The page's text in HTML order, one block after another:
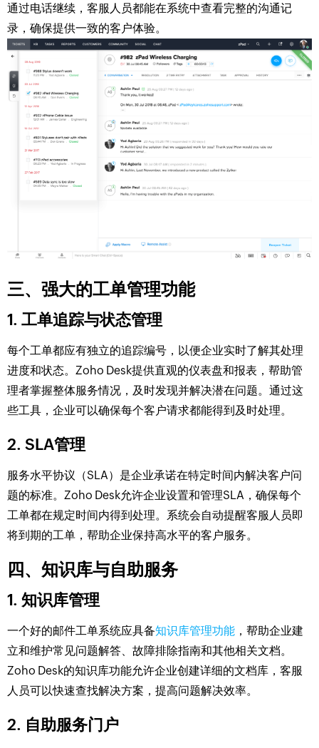
通过电话继续，客服人员都能在系统中查看完整的沟通记
录，确保提供一致的客户体验。
三、强大的工单管理功能
1. 工单追踪与状态管理
每个工单都应有独立的追踪编号，以便企业实时了解其处理
进度和状态。Zoho Desk提供直观的仪表盘和报表，帮助管
理者掌握整体服务情况，及时发现并解决潜在问题。通过这
些工具，企业可以确保每个客户请求都能得到及时处理。
2. SLA管理
服务水平协议（SLA）是企业承诺在特定时间内解决客户问
题的标准。Zoho Desk允许企业设置和管理SLA，确保每个
工单都在规定时间内得到处理。系统会自动提醒客服人员即
将到期的工单，帮助企业保持高水平的客户服务。
四、知识库与自助服务
1. 知识库管理
一个好的邮件工单系统应具备知识库管理功能 ，帮助企业建
立和维护常见问题解答、故障排除指南和其他相关文档。
Zoho Desk的知识库功能允许企业创建详细的文档库，客服
人员可以快速查找解决方案，提高问题解决效率。
2. 自助服务门户